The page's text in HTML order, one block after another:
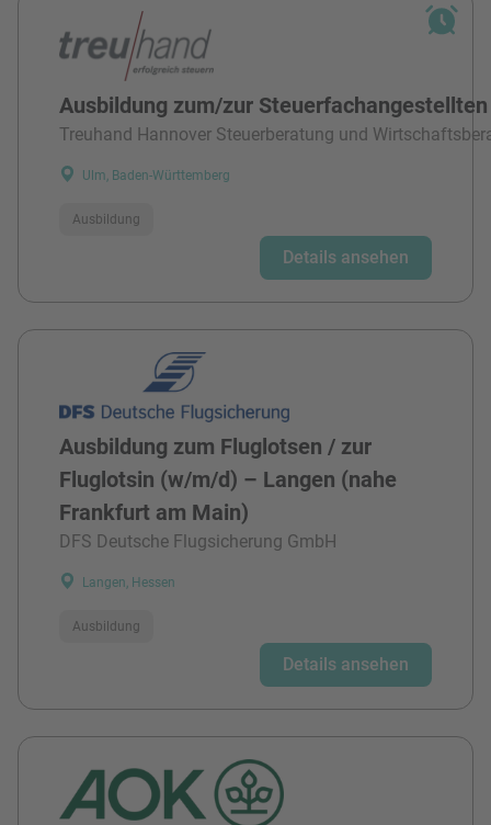
Ausbildung zum/zur
Treuhand Hannover Steuerberatung und
Ulm, Baden-Württemberg
Ausbildung
Details ansehen
Ausbildung zum Fluglotsen / zur
Fluglotsin (w/m/d) – Langen (nahe
Frankfurt am Main)
DFS Deutsche Flugsicherung GmbH
Langen, Hessen
Ausbildung
Details ansehen